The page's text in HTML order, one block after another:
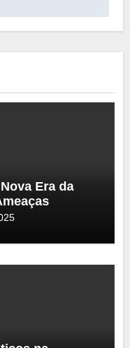
Era da